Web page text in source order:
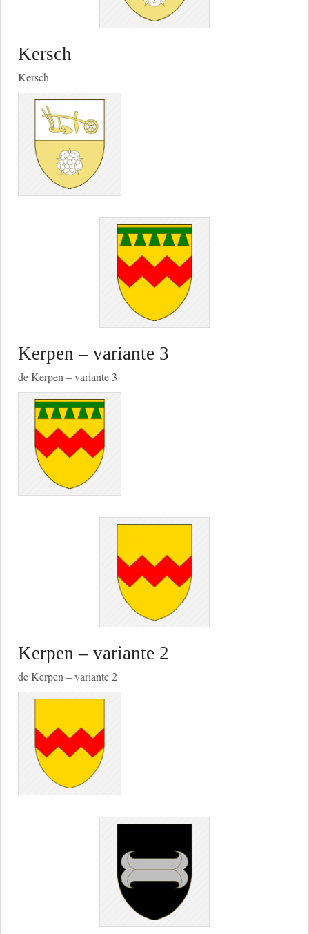
Kersch
Kersch
Kerpen – variante 3
de Kerpen – variante 3
Kerpen – variante 2
de Kerpen – variante 2